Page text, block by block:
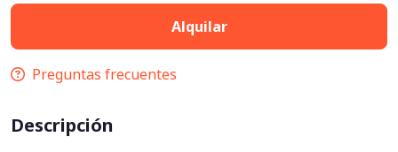
Alquilar
Preguntas frecuentes
Descripción